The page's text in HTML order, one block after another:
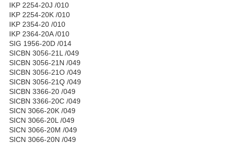
IKP 2254-20J /010
IKP 2254-20K /010
IKP 2354-20 /010
IKP 2364-20A /010
SIG 1956-20D /014
SICBN 3056-21L /049
SICBN 3056-21N /049
SICBN 3056-21O /049
SICBN 3056-21Q /049
SICBN 3366-20 /049
SICBN 3366-20C /049
SICN 3066-20K /049
SICN 3066-20L /049
SICN 3066-20M /049
SICN 3066-20N /049